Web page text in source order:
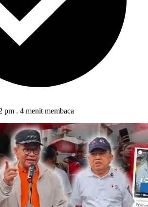
pm . 4 menit membaca